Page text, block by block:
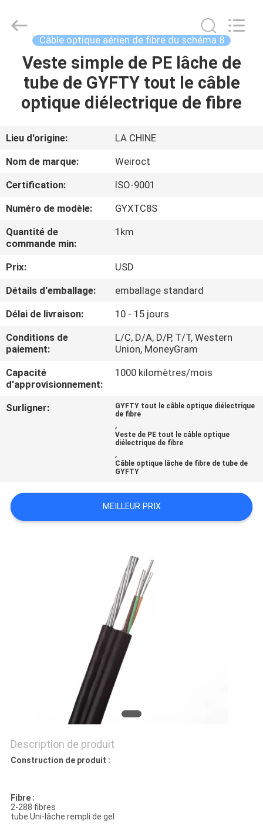
MAISON
PRODUITS
AU
SUJET
DE
VISITE
CONTRÔLE
DE
QUALITÉ
CONTACTEZ-
NOUS
PLAN
DU
Weiruo
Communication
Reserved.
Câble optique aérien de fibre du schéma 8
Veste simple de PE lâche de
tube de GYFTY tout le câble
optique diélectrique de fibre
Lieu d'origine:
LA CHINE
Nom de marque:
Weiroct
Certification:
ISO-9001
Numéro de modèle:
GYXTC8S
Quantité de
commande min:
1km
Prix:
USD
Détails d'emballage:
emballage standard
Délai de livraison:
10 - 15 jours
Conditions de
paiement:
L/C, D/A, D/P, T/T, Western
Union, MoneyGram
Capacité
d'approvisionnement:
1000 kilomètres/mois
Surligner:
GYFTY tout le câble optique diélectrique
de fibre
,
Veste de PE tout le câble optique
diélectrique de fibre
,
Câble optique lâche de fibre de tube de
GYFTY
MEILLEUR PRIX
Description de produit
Construction de produit :
Fibre :
2-288 fibres
tube Uni-lâche rempli de gel